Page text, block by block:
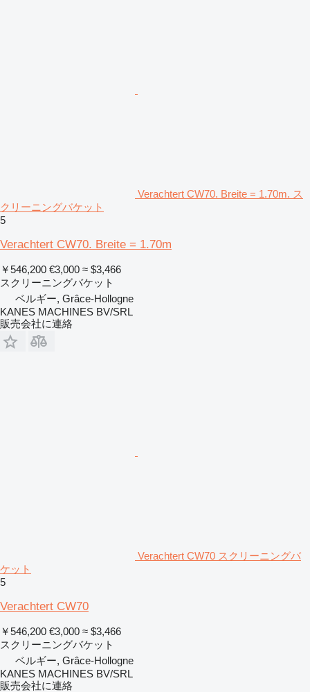
Verachtert CW70. Breite = 1.70m. ス
クリーニングバケット
5
Verachtert CW70. Breite = 1.70m
￥546,200 €3,000 ≈ $3,466
スクリーニングバケット
ベルギー, Grâce-Hollogne
KANES MACHINES BV/SRL
販売会社に連絡
Verachtert CW70 スクリーニングバ
ケット
5
Verachtert CW70
￥546,200 €3,000 ≈ $3,466
スクリーニングバケット
ベルギー, Grâce-Hollogne
KANES MACHINES BV/SRL
販売会社に連絡